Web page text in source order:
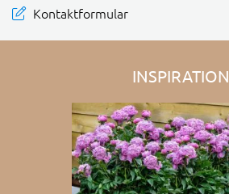
Kontaktformular
INSPIRATION